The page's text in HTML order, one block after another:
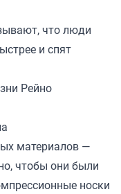
что люди
и спят
Рейно
материалов —
чтобы они были
носки